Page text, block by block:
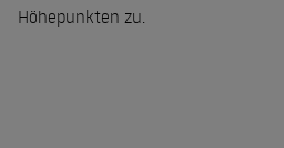
Höhepunkten zu.